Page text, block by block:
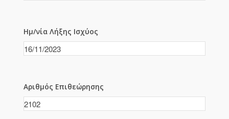
Ημ/νία Λήξης Ισχύος
Αριθμός Επιθεώρησης